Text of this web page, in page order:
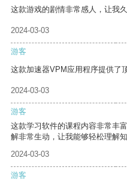
这款游戏的剧情非常感人，让我久
2024-03-03
游客
这款加速器VPM应用程序提供了
2024-03-03
游客
这款学习软件的课程内容非常丰
解非常生动，让我能够轻松理解知
2024-03-03
游客